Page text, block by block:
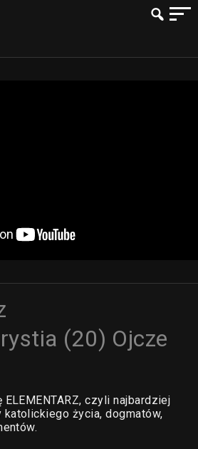
(20) Ojcze
czyli najbardziej
życia, dogmatów,